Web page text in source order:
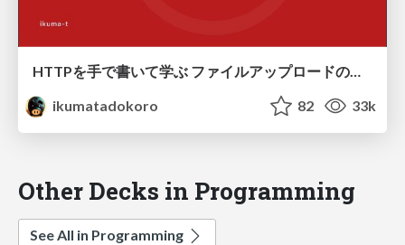
HTTPを手で書いて学ぶ ファイルアップロードの仕組み
ikumatadokoro
82 33k
Other Decks in Programming
See All in Programming